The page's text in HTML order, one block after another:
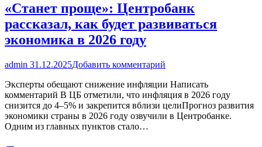
«Станет проще»: Центробанк
рассказал, как будет развиваться
экономика в 2026 году
admin 31.12.2025Добавить комментарий
Эксперты обещают снижение инфляции Написать
комментарий В ЦБ отметили, что инфляция в 2026 году
снизится до 4–5% и закрепится вблизи целиПрогноз развития
экономики страны в 2026 году озвучили в Центробанке.
Одним из главных пунктов стало…